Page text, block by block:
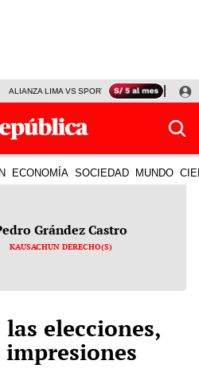
ALIANZA LIMA VS SPORT BOYS JORGE
ECONOMÍA SOCIEDAD MUNDO
Grández Castro
KAUSACHUN DERECHO(S)
las elecciones,